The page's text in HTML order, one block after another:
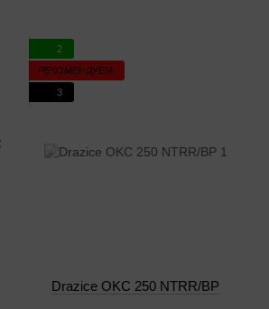
2
РЕКОМЕНДУЕМ
3
Drazice OKC 250 NTRR/BP